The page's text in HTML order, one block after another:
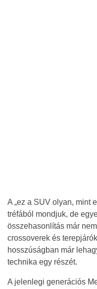
A „ez a SUV olyan, mint
tréfából mondjuk, de
összehasonlítás már
crossoverek és
hosszúságban már
technika egy részét.
A jelenlegi generációs